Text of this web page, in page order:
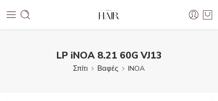
LP iNOA 8.21 60G VJ13
Σπίτι Βαφές INOA